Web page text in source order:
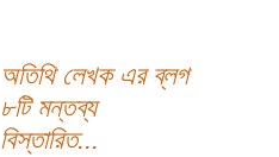
অতিথি লেখক এর ব্লগ
৮টি মন্তব্য
বিস্তারিত...